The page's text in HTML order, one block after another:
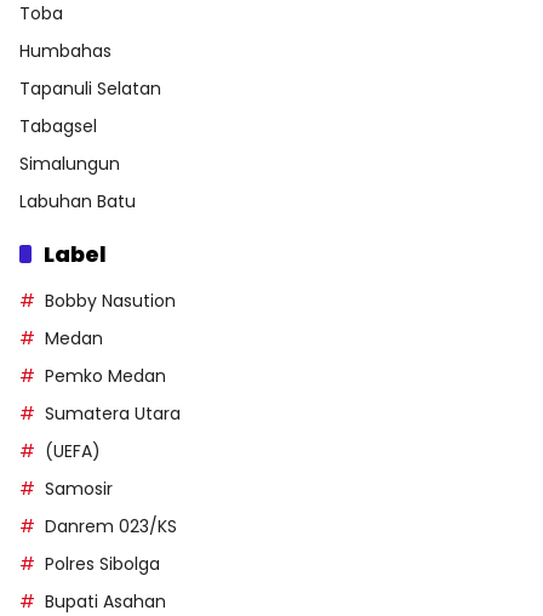
Toba
Humbahas
Tapanuli Selatan
Tabagsel
Simalungun
Labuhan Batu
Label
Bobby Nasution
Medan
Pemko Medan
Sumatera Utara
(UEFA)
Samosir
Danrem 023/KS
Polres Sibolga
Bupati Asahan